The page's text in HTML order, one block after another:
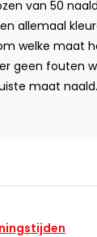
van 50
allemaal
welke maat
geen fouten
maat naald.